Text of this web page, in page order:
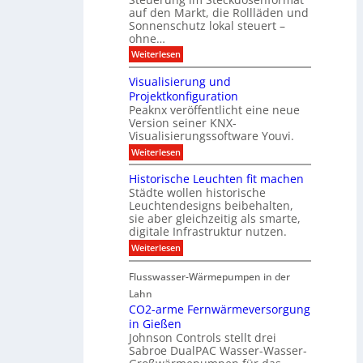
E
n
e
D
a
t
e
n
a
n
a
l
y
s
e
d
i
r
e
k
t
i
n
d
e
r
n
r
a
s
t
r
r
e
r
C
o
n
t
o
l
l
e
r
m
t
K
N
X
-
I
n
t
g
a
t
i
o
n
auf den Markt, die Rollläden und
Sonnenschutz lokal steuert –
ohne…
Weiterlesen:
S
e
u
e
r
u
n
g
f
ü
r
S
o
n
n
e
n
c
t
z
Visualisierung und
Projektkonfiguration
Peaknx veröffentlicht eine neue
Version seiner KNX-
Visualisierungssoftware Youvi.
Weiterlesen:
V
s
u
a
l
i
s
i
e
r
g
u
n
d
P
Historische Leuchten fit machen
Städte wollen historische
Leuchtendesigns beibehalten,
sie aber gleichzeitig als smarte,
digitale Infrastruktur nutzen.
Weiterlesen:
H
s
r
i
s
c
h
Flusswasser-Wärmepumpen in der
Lahn
CO2-arme Fernwärmeversorgung
in Gießen
Johnson Controls stellt drei
Sabroe DualPAC Wasser-Wasser-